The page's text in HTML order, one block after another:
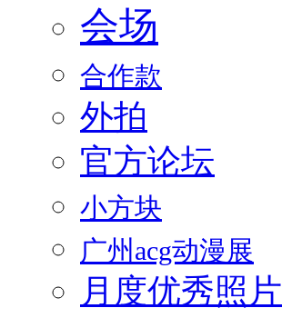
会场
合作款
外拍
官方论坛
小方块
广州acg动漫展
月度优秀照片